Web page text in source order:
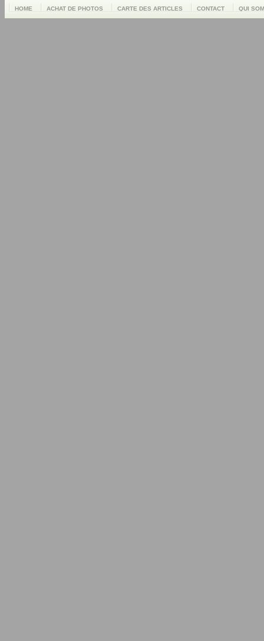
HOME ACHAT DE PHOTOS CARTE DES ARTICLES CONTACT QUI